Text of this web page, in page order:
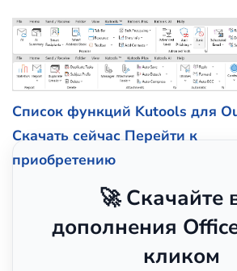
Список функций Kutools для
Скачать сейчас Перейти к
приобретению
🚀 Скачайте
дополнения
кликом